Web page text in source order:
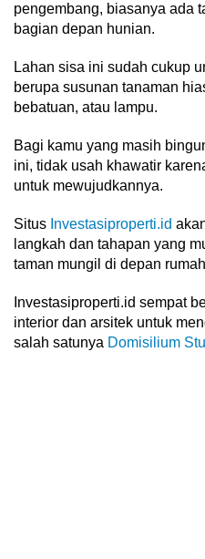
pengembang, biasanya ada
bagian depan hunian.
Lahan sisa ini sudah cukup
berupa susunan tanaman
bebatuan, atau lampu.
Bagi kamu yang masih
ini, tidak usah khawatir
untuk mewujudkannya.
Situs Investasiproperti.id
langkah dan tahapan yang
taman mungil di depan
Investasiproperti.id sempat
interior dan arsitek untuk
salah satunya Domisilium